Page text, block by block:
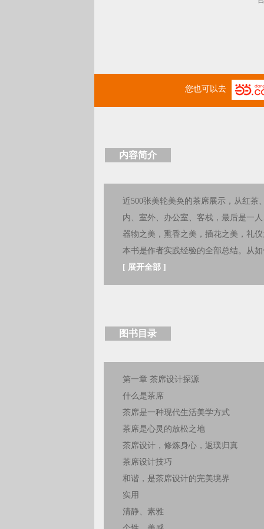
您也可以去
内容简介
近500张美轮美奂的茶席展示，从红
内、室外、办公室、客栈，最后是一
器物之美，熏香之美，插花之美，礼
本书是作者实践经验的全部总结。从
[ 展开全部 ]
图书目录
第一章 茶席设计探源
什么是茶席
茶席是一种现代生活美学方式
茶席是心灵的放松之地
茶席设计，修炼身心，返璞归真
茶席设计技巧
和谐，是茶席设计的完美境界
实用
清静、素雅